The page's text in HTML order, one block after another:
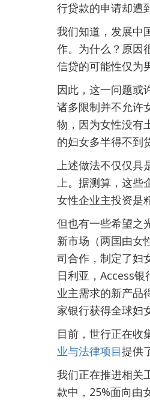
行贷款的申请却遭
我们知道，发展中
作。为什么？原因
信贷的可能性仅为
因此，这一问题或
诸多限制并不允许
物，因为女性没有
的妇女多半得不到
上述做法不仅仅具
上。据测算，这些
女性企业主投资是
但也有一些希望之
新市场（两国由女
司合作，制定了妇
日利亚，Access
业主需求的新产品
家银行获得全球妇
目前，世行正在收
业与法律项目提供
我们正在推进相关
款中，25%面向由